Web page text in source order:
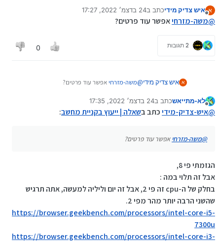
שינסה בחנות B&M מחשבים
https://mitmachim.top/post/588057
א איש צדיק מידיכתב ב24 בדצמ׳ 2022, 17:27
נערך לאחרונה על ידי
@משה-מזרחיאפשר עוד פרטים?
2 תגובות 0
א איש צדיק מידי@משה-מזרחיאפשר עוד פרטים?
לא-מתייאשכתב ב24 בדצמ׳ 2022, 17:35
נערך לאחרונה על ידי
@איש-צדיק-מידיכתב בשאלה | ייעוץ בקניית מחשב:
@משה-מזרחיאפשר עוד פרטים?
הגזמתי פי 8,
אבל זה תלוי במה :
בחלק של ה-cpu זה פי 2, אבל זה יום וליליה למעשה, אתה תרגיש
שהשני הרבה יותר מהר מפי 2.
https://browser.geekbench.com/processors/intel-core-i5-
7300u
https://browser.geekbench.com/processors/intel-core-i3-